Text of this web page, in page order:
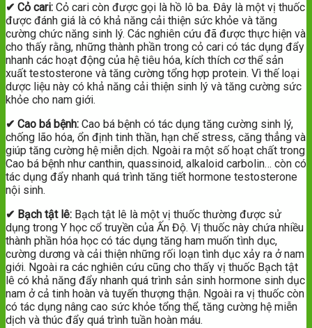
✔ Cỏ cari: Cỏ cari còn được gọi là hồ lô ba. Đây là một vị thuốc
được đánh giá là có khả năng cải thiện sức khỏe và tăng
cường chức năng sinh lý. Các nghiên cứu đã được thực hiện và
cho thấy rằng, những thành phần trong cỏ cari có tác dụng đẩy
nhanh các hoạt động của hệ tiêu hóa, kích thích cơ thể sản
xuất testosterone và tăng cường tổng hợp protein. Vì thế loại
dược liệu này có khả năng cải thiện sinh lý và tăng cường sức
khỏe cho nam giới.
✔ Cao bá bệnh: Cao bá bệnh có tác dụng tăng cường sinh lý,
chống lão hóa, ổn định tinh thần, hạn chế stress, căng thẳng và
giúp tăng cường hệ miễn dịch. Ngoài ra một số hoạt chất trong
Cao bá bệnh như canthin, quassinoid, alkaloid carbolin… còn có
tác dụng đẩy nhanh quá trình tăng tiết hormone testosterone
nội sinh.
✔ Bạch tật lê: Bạch tật lê là một vị thuốc thường được sử
dụng trong Y học cổ truyền của Ấn Độ. Vị thuốc này chứa nhiều
thành phần hóa học có tác dụng tăng ham muốn tình dục,
cường dương và cải thiện những rối loạn tình dục xảy ra ở nam
giới. Ngoài ra các nghiên cứu cũng cho thấy vị thuốc Bạch tật
lê có khả năng đẩy nhanh quá trình sản sinh hormone sinh dục
nam ở cả tinh hoàn và tuyến thượng thận. Ngoài ra vị thuốc còn
có tác dụng nâng cao sức khỏe tổng thể, tăng cường hệ miễn
dịch và thúc đẩy quá trình tuần hoàn máu.